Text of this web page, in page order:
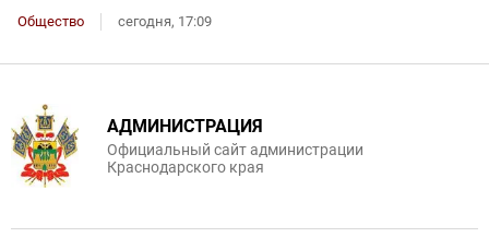
Общество сегодня, 17:09
АДМИНИСТРАЦИЯ
Официальный сайт администрации
Краснодарского края